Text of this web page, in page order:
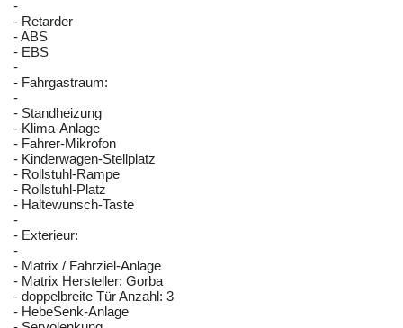
-
- Retarder
- ABS
- EBS
-
- Fahrgastraum:
-
- Standheizung
- Klima-Anlage
- Fahrer-Mikrofon
- Kinderwagen-Stellplatz
- Rollstuhl-Rampe
- Rollstuhl-Platz
- Haltewunsch-Taste
-
- Exterieur:
-
- Matrix / Fahrziel-Anlage
- Matrix Hersteller: Gorba
- doppelbreite Tür Anzahl: 3
- HebeSenk-Anlage